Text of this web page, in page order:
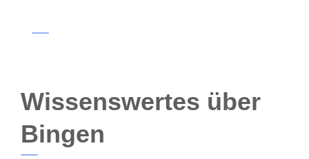
Wissenswertes über
Bingen